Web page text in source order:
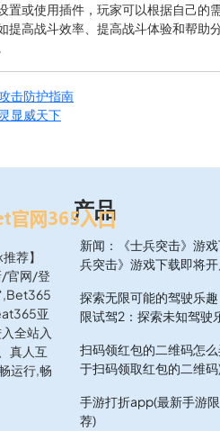
置或使用插件，玩家可以根据自己的
提高战斗效率、提高战斗体验和帮助
击防护指南
显威天下
荐】
官网/登
亚
全站入
真人互
运行,畅
产品
新闻：《士兵突击》游
兵突击》游戏下载即将
探索无限可能的驾驶乐
限试驾2：探索未知驾驶
扫码领红包的二维码怎
于扫码领取红包的二维
手游打折app(最新手游
荐)